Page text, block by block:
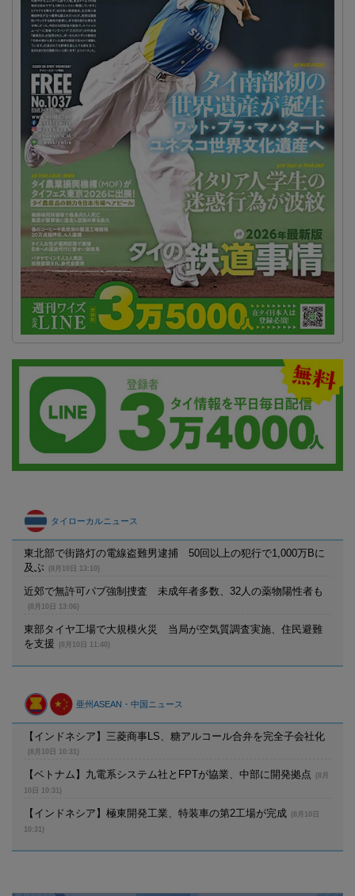
タイローカルニュース
東北部で街路灯の電線盗難男逮捕 50回以上の犯行で1,000万Bに
及ぶ
(8月10日 13:10)
近郊で無許可パブ強制捜査 未成年者多数、32人の薬物陽性者も
(8月10日 13:06)
東部タイヤ工場で大規模火災 当局が空気質調査実施、住民避難
を支援
(8月10日 11:40)
亜州ASEAN・中国ニュース
【インドネシア】三菱商事LS、糖アルコール合弁を完全子会社化
(8月10日 10:31)
【ベトナム】九電系システム社とFPTが協業、中部に開発拠点
(8月
10日 10:31)
【インドネシア】極東開発工業、特装車の第2工場が完成
(8月10日
10:31)